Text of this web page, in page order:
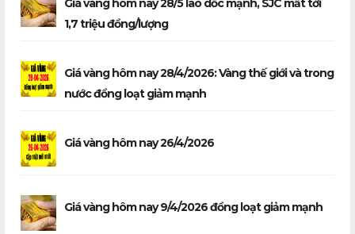
Giá vàng hôm nay 28/5 lao dốc mạnh, SJC mất tới
1,7 triệu đồng/lượng
Giá vàng hôm nay 28/4/2026: Vàng thế giới và trong
nước đồng loạt giảm mạnh
Giá vàng hôm nay 26/4/2026
Giá vàng hôm nay 9/4/2026 đồng loạt giảm mạnh